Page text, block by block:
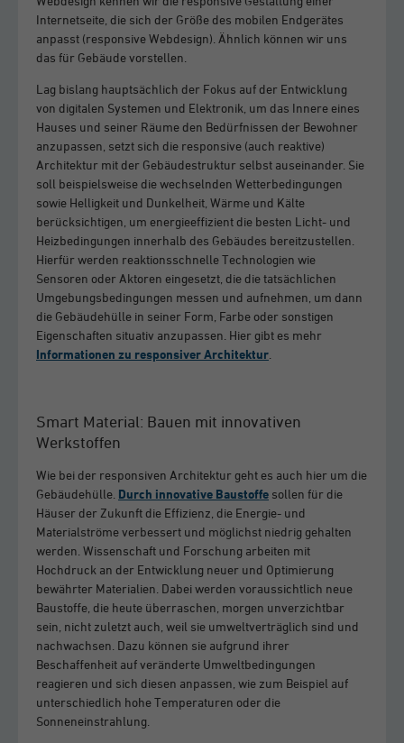
Internetseite, die sich der Größe des mobilen Endgerätes
anpasst (responsive Webdesign). Ähnlich können wir uns
das für Gebäude vorstellen.
Lag bislang hauptsächlich der Fokus auf der Entwicklung
von digitalen Systemen und Elektronik, um das Innere eines
Hauses und seiner Räume den Bedürfnissen der Bewohner
anzupassen, setzt sich die responsive (auch reaktive)
Architektur mit der Gebäudestruktur selbst auseinander. Sie
soll beispielsweise die wechselnden Wetterbedingungen
sowie Helligkeit und Dunkelheit, Wärme und Kälte
berücksichtigen, um energieeffizient die besten Licht- und
Heizbedingungen innerhalb des Gebäudes bereitzustellen.
Hierfür werden reaktionsschnelle Technologien wie
Sensoren oder Aktoren eingesetzt, die die tatsächlichen
Umgebungsbedingungen messen und aufnehmen, um dann
die Gebäudehülle in seiner Form, Farbe oder sonstigen
Eigenschaften situativ anzupassen. Hier gibt es mehr
Informationen zu responsiver Architektur
Smart Material: Bauen mit innovativen
Werkstoffen
Wie bei der responsiven Architektur geht es auch hier um die
Gebäudehülle. Durch innovative Baustoffe sollen für die
Häuser der Zukunft die Effizienz, die Energie- und
Materialströme verbessert und möglichst niedrig gehalten
werden. Wissenschaft und Forschung arbeiten mit
Hochdruck an der Entwicklung neuer und Optimierung
bewährter Materialien. Dabei werden voraussichtlich neue
Baustoffe, die heute überraschen, morgen unverzichtbar
sein, nicht zuletzt auch, weil sie umweltverträglich sind und
nachwachsen. Dazu können sie aufgrund ihrer
Beschaffenheit auf veränderte Umweltbedingungen
reagieren und sich diesen anpassen, wie zum Beispiel auf
unterschiedlich hohe Temperaturen oder die
Sonneneinstrahlung.